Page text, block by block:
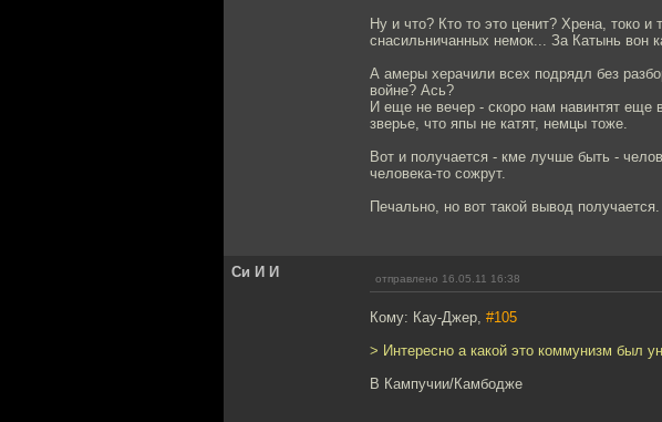
Ну и что? Кто то это ценит? Хрена, токо
снасильничанных немок... За Катынь вон
А амеры херачили всех подрядл без
войне? Ась?
И еще не вечер - скоро нам навинтят
зверье, что япы не катят, немцы тоже.
Вот и получается - кме лучше быть -
человека-то сожрут.
Печально, но вот такой вывод получается.
Си И И отправлено 16.05.11 16:38
Кому: Кау-Джер, #105
> Интересно а какой это коммунизм был
В Кампучии/Камбодже